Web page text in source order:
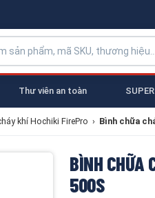
Thư viên an toàn
khí Hochiki FirePro › Bình chữa
BÌNH CHỮA
500S